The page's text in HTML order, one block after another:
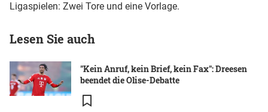
Ligaspielen: Zwei Tore und eine Vorlage.
Lesen Sie auch
"Kein Anruf, kein Brief, kein Fax": Dreesen
beendet die Olise-Debatte